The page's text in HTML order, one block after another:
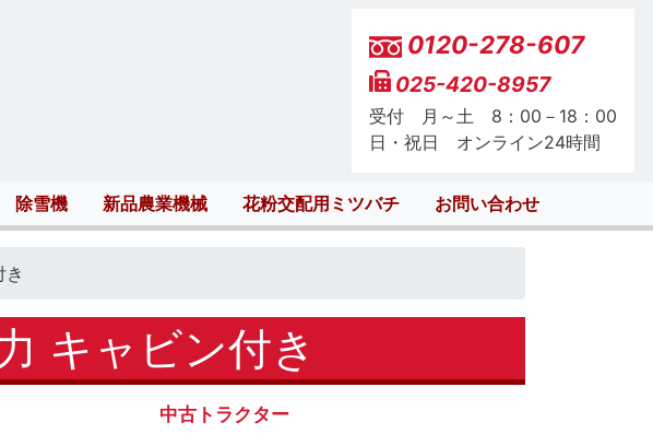
0120-278-607
025-420-8957
受付 月～土 8：00－18：00
日・祝日 オンライン24時間
除雪機 新品農業機械 花粉交配用ミツバチ お問い合わせ
キャビン付き
中古トラクター